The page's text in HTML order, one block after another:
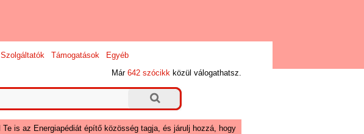
Szolgáltatók Támogatások
Egyéb
Már642 szócikk közül válogathatsz.
is az Energiapédiát építő közösség tagja, és járulj hozzá, hogy